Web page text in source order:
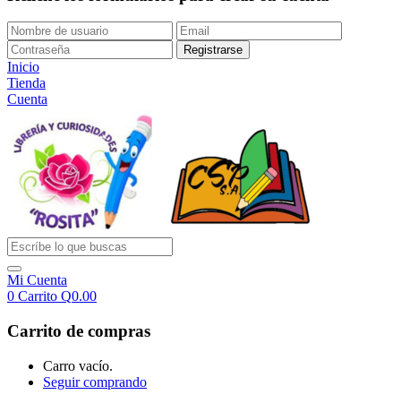
Inicio
Tienda
Cuenta
Mi Cuenta
0 Carrito Q0.00
Carrito de compras
Carro vacío.
Seguir comprando